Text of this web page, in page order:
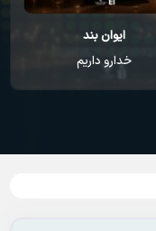
ایوان بند
خدارو داریم